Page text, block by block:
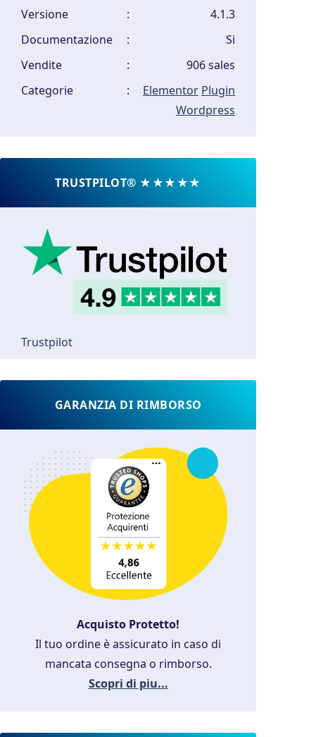
Versione
:
4.1.3
Documentazione
:
Si
Vendite
:
906 sales
Categorie
: Elementor Plugin
Wordpress
TRUSTPILOT® ★★★★★
Trustpilot
GARANZIA DI RIMBORSO
Acquisto Protetto!
Il tuo ordine è assicurato in caso di
mancata consegna o rimborso.
Scopri di piu...